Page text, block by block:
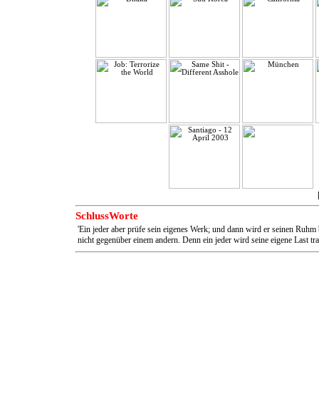
SchlussWorte
'Ein jeder aber prüfe sein eigenes Werk; und dann wird er seinen Ruhm
nicht gegenüber einem andern. Denn ein jeder wird seine eigene Last